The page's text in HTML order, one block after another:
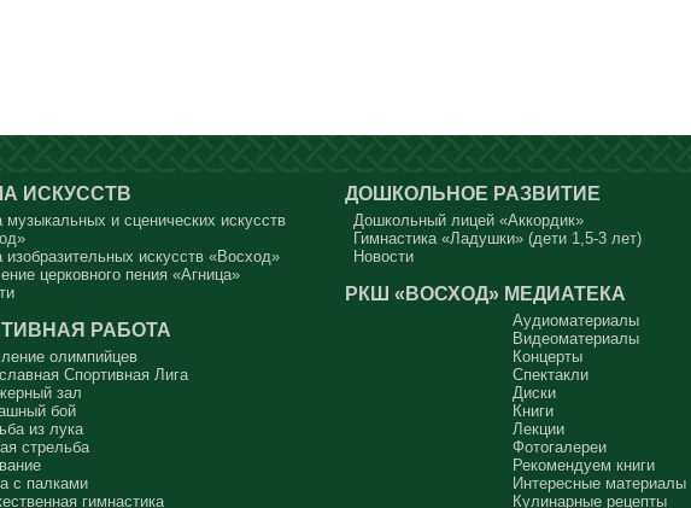
ИСКУССТВ
и сценических искусств
искусств «Восход»
церковного пения «Агница»
РАБОТА
олимпийцев
Спортивная Лига
зал
бой
из лука
стрельба
с палками
гимнастика
ДОШКОЛЬНОЕ РАЗВИТИЕ
Дошкольный лицей «Аккордик»
Гимнастика «Ладушки» (дети 1,5-3 лет)
Новости
РКШ «ВОСХОД» МЕДИАТЕКА
Аудиоматериалы
Видеоматериалы
Концерты
Спектакли
Диски
Книги
Лекции
Фотогалереи
Рекомендуем книги
Интересные материалы
Кулинарные рецепты